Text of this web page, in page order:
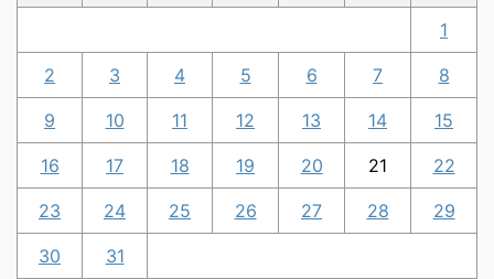
1
2 3 4 5 6 7 8
9 10 11 12 13 14 15
16 17 18 19 20 21 22
23 24 25 26 27 28 29
30 31